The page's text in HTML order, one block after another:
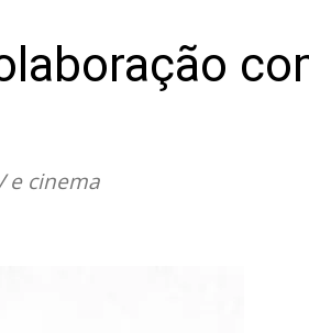
e cinema